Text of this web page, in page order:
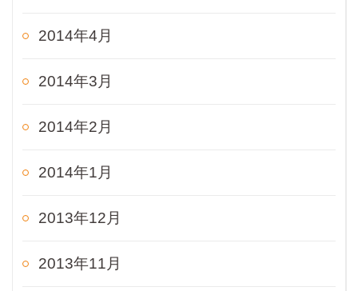
2014年4月
2014年3月
2014年2月
2014年1月
2013年12月
2013年11月